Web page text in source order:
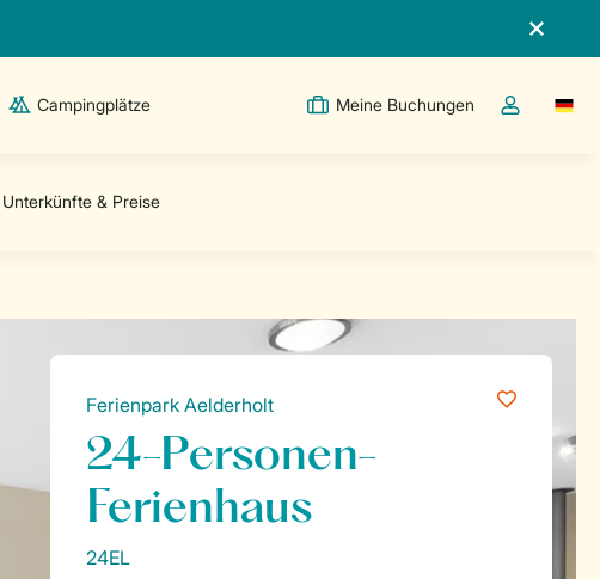
Campingplätze Meine Buchungen
Dropdown-
Ferienpark Aelderholt
24-Personen-
Ferienhaus
24EL